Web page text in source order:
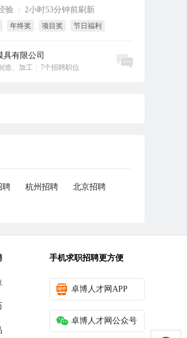
验 2小时53分钟前刷新
年终奖 项目奖
节日福利
具有限公司
造、加工 7个招聘职位
聘 杭州招聘
北京招聘
手机求职招聘更方便
卓博人才网APP
卓博人才网公众号